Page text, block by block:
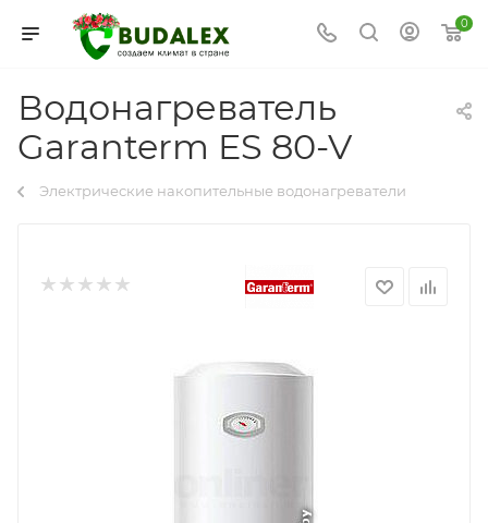
0
Водонагреватель
Garanterm ES 80-V
Электрические накопительные водонагреватели